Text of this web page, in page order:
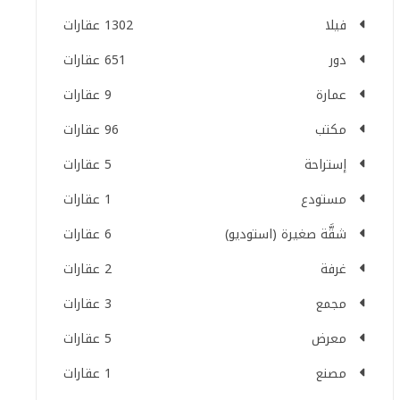
فيلا
1302 عقارات
دور
651 عقارات
عمارة
9 عقارات
مكتب
96 عقارات
إستراحة
5 عقارات
مستودع
1 عقارات
شقَّة صغيرة (استوديو)
6 عقارات
غرفة
2 عقارات
مجمع
3 عقارات
معرض
5 عقارات
مصنع
1 عقارات